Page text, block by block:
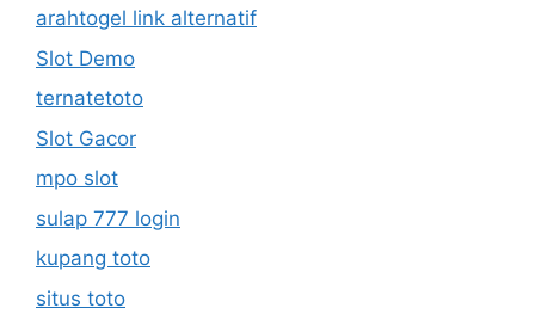
arahtogel link alternatif
Slot Demo
ternatetoto
Slot Gacor
mpo slot
sulap 777 login
kupang toto
situs toto